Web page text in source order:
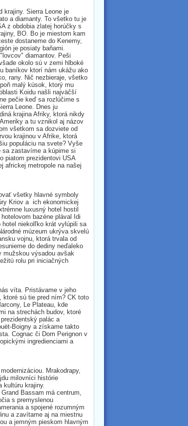
krajiny. Sierra Leone je
a diamanty. To všetko tu je
z obdobia zlatej horúčky s
BO. Bo je miestom kam
dostaneme do Kenemy,
je posiaty baňami.
diamantov. Peši
okolo sú v zemi hlboké
baníkov ktorí nám ukážu ako
rany. Nič nezbieraje, všetko
malý kúsok, ktorý mu
Koidu našli najväčší
pečie keď sa rozlúčime s
Leone. Dnes ju
krajina Afriky, ktorá nikdy
a tu vznikol aj názov
všetkom sa dozviete od
krajinou v Afrike, ktorá
populáciu na svete? Vyše
zastavíme a kúpime si
piatom prezidentovi USA
africkej metropole na našej
všetky hlavné symboly
Kriov a ich ekonomickej
luxusný hotel hostil
bazéne plával Idi
niekolľko krát vylúpili sa
múzeum ukrýva skvelú
vojnu, ktorá trvala od
do dediny neďaleko
mužskou výsadou avšak
rolu pri iniciačných
víta. Pristávame v jeho
ktoré sú tie pred ním? CK toto
Le Plateau, kde
na strechách budov, ktoré
palác a
Boigny a získame takto
Cognac či Dom Perignon v
ingredienciami a
Mrakodrapy,
milovníci histórie
kultúru krajiny.
Bassam má centrum,
s premyslenou
a spojené rozumným
a zavítame aj na miestnu
a jemným pieskom hlavným